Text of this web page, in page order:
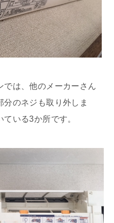
では、他のメーカーさん
のネジも取り外しま
いる3か所です。